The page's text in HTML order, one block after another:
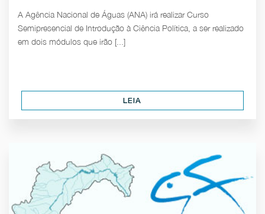
A Agência Nacional de Águas (ANA) irá realizar Curso
Semipresencial de Introdução à Ciência Política, a ser realizado
em dois módulos que irão [...]
LEIA